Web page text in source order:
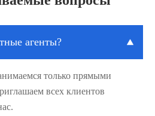
агенты? 
только прямыми
всех клиентов